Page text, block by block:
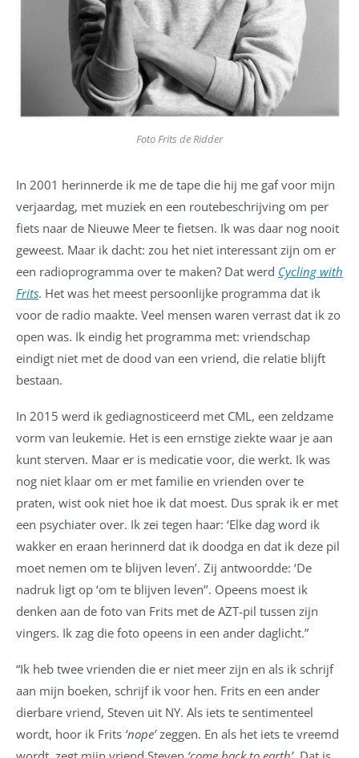
Foto Frits de Ridder
In 2001 herinnerde ik me de tape die hij me gaf voor mijn
verjaardag, met muziek en een routebeschrijving om per
fiets naar de Nieuwe Meer te fietsen. Ik was daar nog nooit
geweest. Maar ik dacht: zou het niet interessant zijn om er
een radioprogramma over te maken? Dat werd Cycling with
Frits. Het was het meest persoonlijke programma dat ik
voor de radio maakte. Veel mensen waren verrast dat ik zo
open was. Ik eindig het programma met: vriendschap
eindigt niet met de dood van een vriend, die relatie blijft
bestaan.
In 2015 werd ik gediagnosticeerd met CML, een zeldzame
vorm van leukemie. Het is een ernstige ziekte waar je aan
kunt sterven. Maar er is medicatie voor, die werkt. Ik was
nog niet klaar om er met familie en vrienden over te
praten, wist ook niet hoe ik dat moest. Dus sprak ik er met
een psychiater over. Ik zei tegen haar: ‘Elke dag word ik
wakker en eraan herinnerd dat ik doodga en dat ik deze pil
moet nemen om te blijven leven’. Zij antwoordde: ‘De
nadruk ligt op ‘om te blijven leven’’. Opeens moest ik
denken aan de foto van Frits met de AZT-pil tussen zijn
vingers. Ik zag die foto opeens in een ander daglicht.”
“Ik heb twee vrienden die er niet meer zijn en als ik schrijf
aan mijn boeken, schrijf ik voor hen. Frits en een ander
dierbare vriend, Steven uit NY. Als iets te sentimenteel
wordt, hoor ik Frits ‘nope’zeggen. En als het iets te vreemd